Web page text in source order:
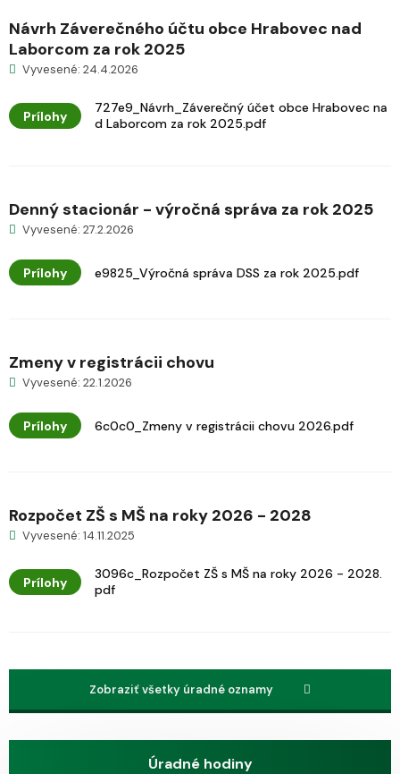
Návrh Záverečného účtu obce Hrabovec nad
Laborcom za rok 2025
Vyvesené: 24.4.2026
Prílohy
727e9_Návrh_Záverečný účet obce Hrabovec na
d Laborcom za rok 2025.pdf
Denný stacionár - výročná správa za rok 2025
Vyvesené: 27.2.2026
Prílohy e9825_Výročná správa DSS za rok 2025.pdf
Zmeny v registrácii chovu
Vyvesené: 22.1.2026
Prílohy 6c0c0_Zmeny v registrácii chovu 2026.pdf
Rozpočet ZŠ s MŠ na roky 2026 - 2028
Vyvesené: 14.11.2025
Prílohy
3096c_Rozpočet ZŠ s MŠ na roky 2026 - 2028.
pdf
Zobraziť všetky úradné oznamy
Úradné hodiny